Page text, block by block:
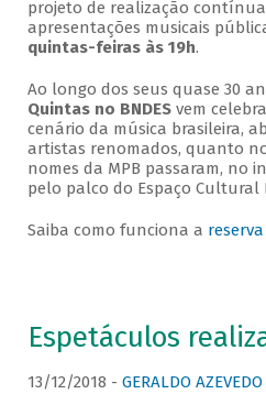
projeto de realização
apresentações musicais
quintas-feiras às 19h.
Ao longo dos seus quase 30
Quintas no BNDESvem
cenário da música brasileira,
artistas renomados, quanto
nomes da MPB passaram, no
pelo palco do Espaço Cultural
Saiba como funciona a
Espetáculos
13/12/2018 - GERALDO